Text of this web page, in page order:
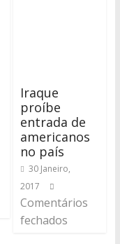
Iraque
proíbe
entrada de
americanos
no país
30 Janeiro,
2017
Comentários
fechados